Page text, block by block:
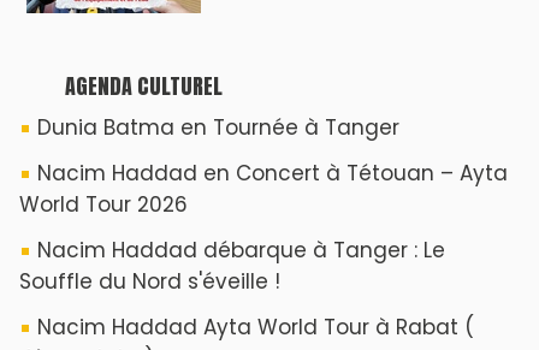
AGENDA CULTUREL
Dunia Batma en Tournée à Tanger
Nacim Haddad en Concert à Tétouan – Ayta
World Tour 2026
Nacim Haddad débarque à Tanger : Le
Souffle du Nord s'éveille !
Nacim Haddad Ayta World Tour à Rabat (